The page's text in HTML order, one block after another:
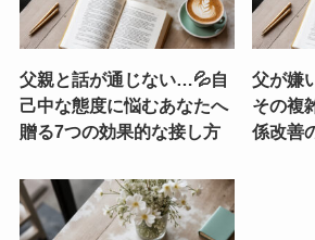
父親と話が通じない…💦自
己中な態度に悩むあなたへ
贈る7つの効果的な接し方
父が嫌
その複
係改善